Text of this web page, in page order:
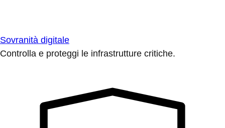
Sovranità digitale
Controlla e proteggi le infrastrutture critiche.